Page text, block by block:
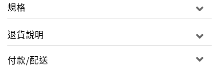
規格
退貨說明
付款/配送